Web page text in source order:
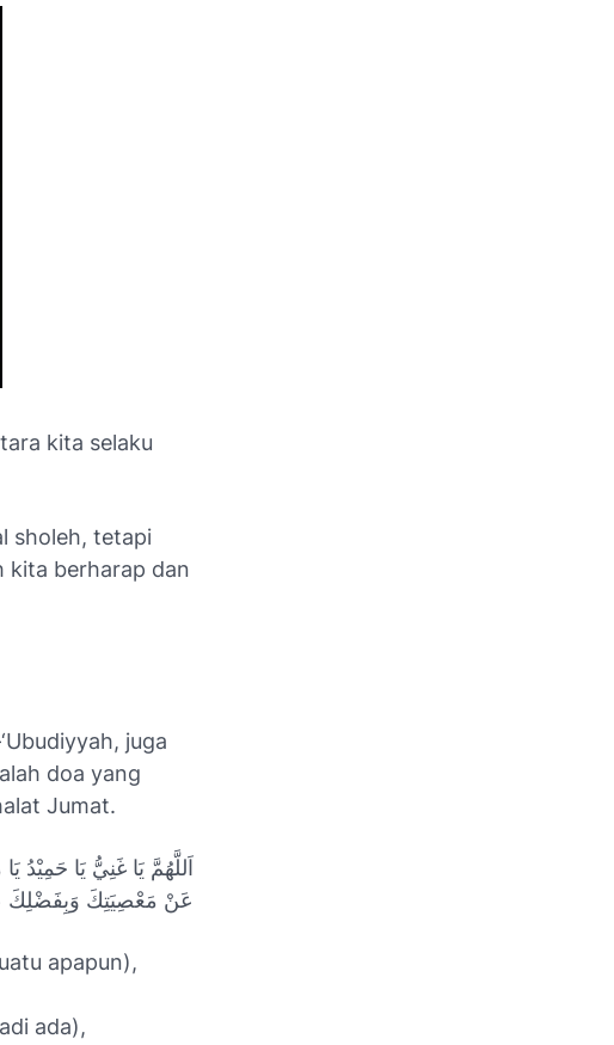
kita selaku
sholeh, tetapi
kita berharap dan
juga
doa yang
Jumat.
اَللَّهُمَّ يَا غَنِيُّ يَا حَمِيْدُ
عَنْ مَعْصِيَتِكَ
apapun),
ada),